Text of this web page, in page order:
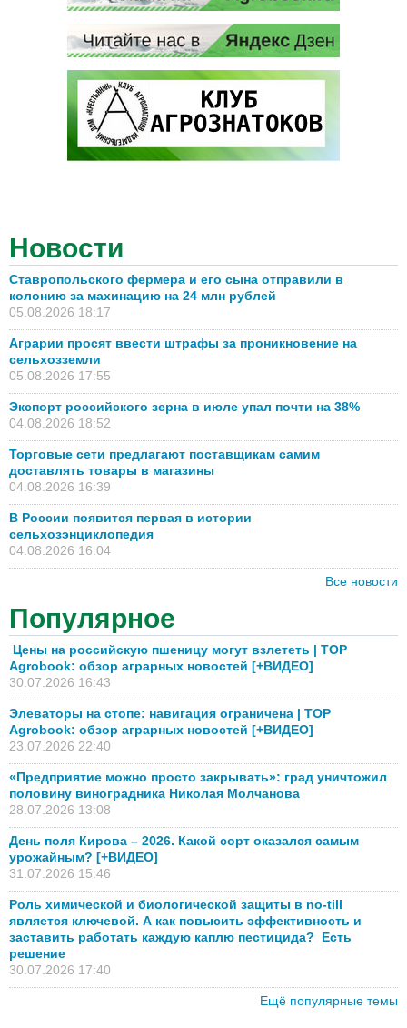
Новости
Ставропольского фермера и его сына отправили в
колонию за махинацию на 24 млн рублей
05.08.2026 18:17
Аграрии просят ввести штрафы за проникновение на
сельхозземли
05.08.2026 17:55
Экспорт российского зерна в июле упал почти на 38%
04.08.2026 18:52
Торговые сети предлагают поставщикам самим
доставлять товары в магазины
04.08.2026 16:39
В России появится первая в истории
сельхозэнциклопедия
04.08.2026 16:04
Все новости
Популярное
Цены на российскую пшеницу могут взлететь | TOP
Agrobook: обзор аграрных новостей [+ВИДЕО]
30.07.2026 16:43
Элеваторы на стопе: навигация ограничена | TOP
Agrobook: обзор аграрных новостей [+ВИДЕО]
23.07.2026 22:40
«Предприятие можно просто закрывать»: град уничтожил
половину виноградника Николая Молчанова
28.07.2026 13:08
День поля Кирова – 2026. Какой сорт оказался самым
урожайным? [+ВИДЕО]
31.07.2026 15:46
Роль химической и биологической защиты в no-till
является ключевой. А как повысить эффективность и
заставить работать каждую каплю пестицида? Есть
решение
30.07.2026 17:40
Ещё популярные темы